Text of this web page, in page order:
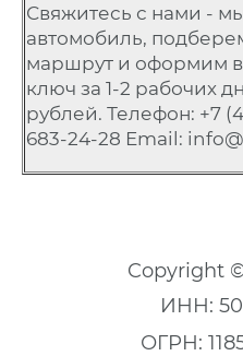
Свяжитесь с нами -
автомобиль,
маршрут и оформим
ключ за 1-2 рабочих
рублей. Телефон: +7
683-24-28 Email:
Copyright
ИНН:
ОГРН: